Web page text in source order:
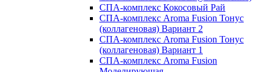
СПА-комплекс Кокосовый Рай
СПА-комплекс Aroma Fusion Тонус
(коллагеновая) Вариант 2
СПА-комплекс Aroma Fusion Тонус
(коллагеновая) Вариант 1
СПА-комплекс Aroma Fusion